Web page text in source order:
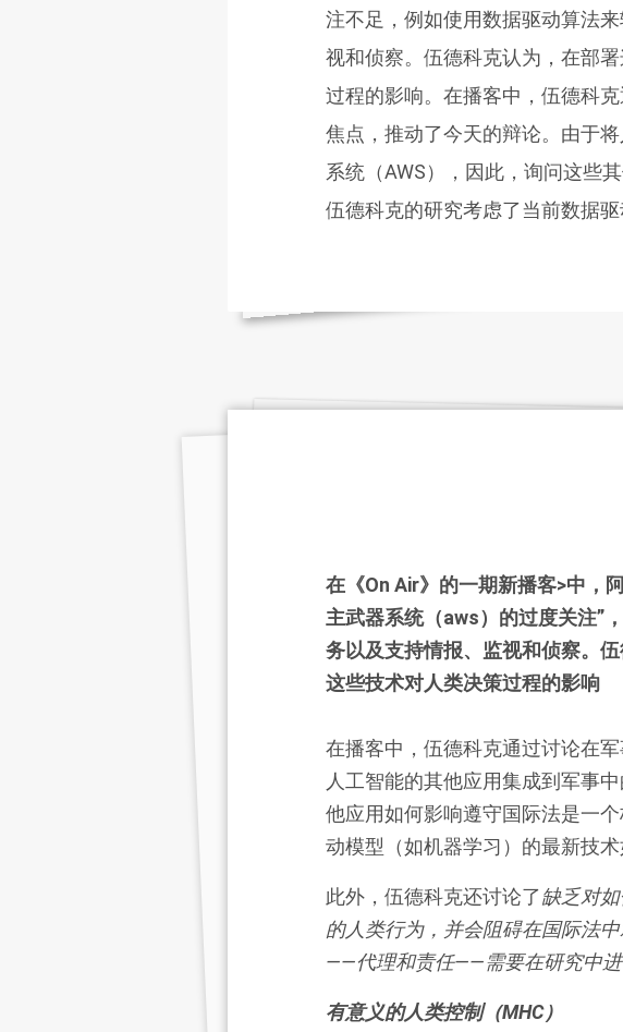
注不足，例如使用数据驱动算法
视和侦察。伍德科克认为，在部
过程的影响。在播客中，伍德科
焦点，推动了今天的辩论。由于
系统（AWS），因此，询问这些
伍德科克的研究考虑了当前数据
在《On Air》的一期新播客>中，
主武器系统（aws）的过度关注”
务以及支持情报、监视和侦察。
这些技术对人类决策过程的影响
在播客中，伍德科克通过讨论在
人工智能的其他应用集成到军事
他应用如何影响遵守国际法是一
动模型（如机器学习）的最新技
此外，伍德科克还讨论了缺乏对
的人类行为，并会阻碍在国际法
——代理和责任——需要在研究中
有意义的人类控制（MHC）